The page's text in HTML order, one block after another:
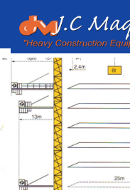
Tower cranes
/ POTAIN MD 150